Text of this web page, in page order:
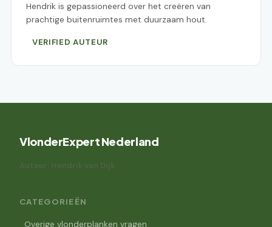
Hendrik is gepassioneerd over het creëren van
prachtige buitenruimtes met duurzaam hout.
VERIFIED AUTEUR
VlonderExpert Nederland
Auteur: Hendrik van Dijk
CATEGORIEËN
Overige vlonderplanken vragen